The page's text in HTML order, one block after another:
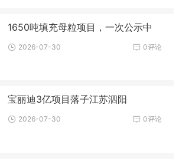
1650吨填充母粒项目，一次公示中
0评论
2026-07-30
宝丽迪3亿项目落子江苏泗阳
0评论
2026-07-30